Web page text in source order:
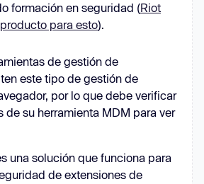
formación en seguridad (Riot
para esto).
de gestión de
este tipo de gestión de
por lo que debe verificar
de su herramienta MDM para ver
una solución que funciona para
de extensiones de